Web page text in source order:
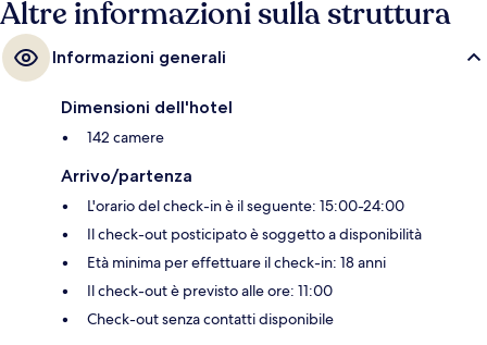
Altre informazioni sulla struttura
Informazioni generali
Dimensioni dell'hotel
142 camere
Arrivo/partenza
L'orario del check-in è il seguente: 15:00-24:00
Il check-out posticipato è soggetto a disponibilità
Età minima per effettuare il check-in: 18 anni
Il check-out è previsto alle ore: 11:00
Check-out senza contatti disponibile